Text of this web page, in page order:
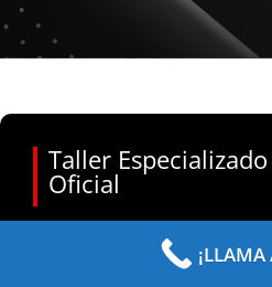
Taller
Oficial
Cambiar Cadena de